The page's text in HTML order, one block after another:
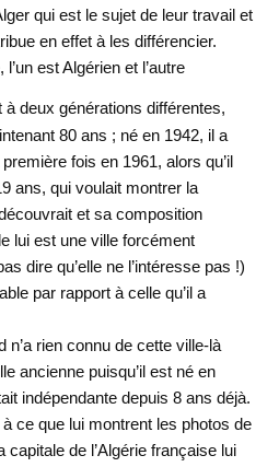
qui est le sujet de leur travail et
en effet à les différencier.
est Algérien et l’autre
à deux générations différentes,
80 ans ; né en 1942, il a
fois en 1961, alors qu’il
ans, qui voulait montrer la
et sa composition
lui est une ville forcément
dire qu’elle ne l’intéresse pas !)
par rapport à celle qu’il a
n’a rien connu de cette ville-là
ancienne puisqu’il est né en
indépendante depuis 8 ans déjà.
ce que lui montrent les photos de
de l’Algérie française lui